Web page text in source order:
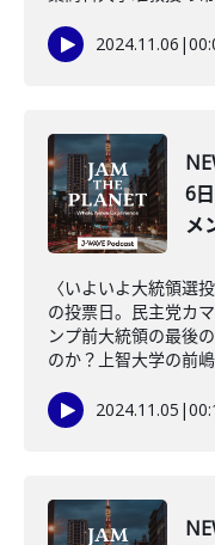
2024.11.06 |
6
メ
〈いよいよ大統領選
の投票日。民主党カ
ンプ前大統領の最後
のか？上智大学の前
2024.11.05 |